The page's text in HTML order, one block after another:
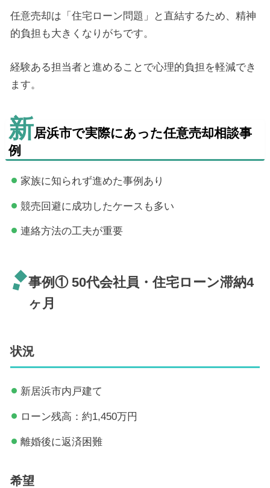
任意売却は「住宅ローン問題」と直結するため、精神
的負担も大きくなりがちです。
経験ある担当者と進めることで心理的負担を軽減でき
ます。
新居浜市で実際にあった任意売却相談事
例
家族に知られず進めた事例あり
競売回避に成功したケースも多い
連絡方法の工夫が重要
事例① 50代会社員・住宅ローン滞納4
ヶ月
状況
新居浜市内戸建て
ローン残高：約1,450万円
離婚後に返済困難
希望